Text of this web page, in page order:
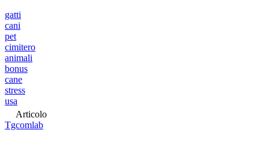
gatti
cani
pet
cimitero
animali
bonus
cane
stress
usa
Articolo
Tgcomlab